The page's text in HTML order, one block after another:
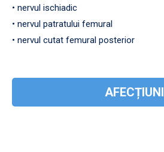
• nervul ischiadic
• nervul patratului femural
• nervul cutat femural posterior
AFECȚIUNI